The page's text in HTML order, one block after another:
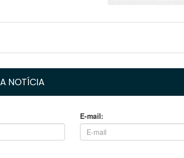
é que todos aproveitem a
pública e proteção coletiva.
NOTÍCIA
E-mail: